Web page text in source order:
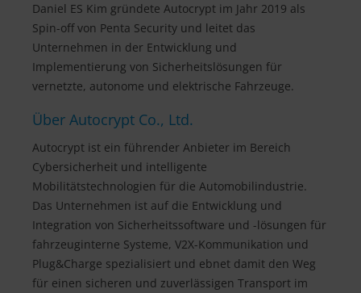
Daniel ES Kim gründete Autocrypt im Jahr 2019 als
Spin-off von Penta Security und leitet das
Unternehmen in der Entwicklung und
Implementierung von Sicherheitslösungen für
vernetzte, autonome und elektrische Fahrzeuge.
Über Autocrypt Co., Ltd.
Autocrypt ist ein führender Anbieter im Bereich
Cybersicherheit und intelligente
Mobilitätstechnologien für die Automobilindustrie.
Das Unternehmen ist auf die Entwicklung und
Integration von Sicherheitssoftware und -lösungen für
fahrzeuginterne Systeme, V2X-Kommunikation und
Plug&Charge spezialisiert und ebnet damit den Weg
für einen sicheren und zuverlässigen Transport im